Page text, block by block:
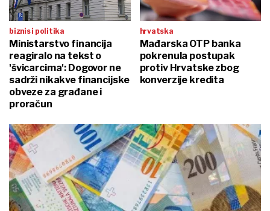
biznis i politika
Ministarstvo financija
reagiralo na tekst o
'švicarcima': Dogovor ne
sadrži nikakve financijske
obveze za građane i
proračun
hrvatska
Mađarska OTP banka
pokrenula postupak
protiv Hrvatske zbog
konverzije kredita